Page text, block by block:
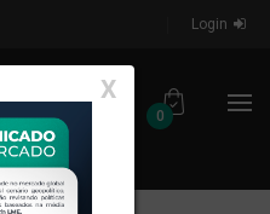
Login
0
X